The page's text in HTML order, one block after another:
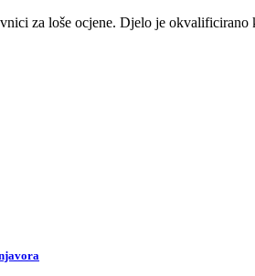
za loše ocjene. Djelo je